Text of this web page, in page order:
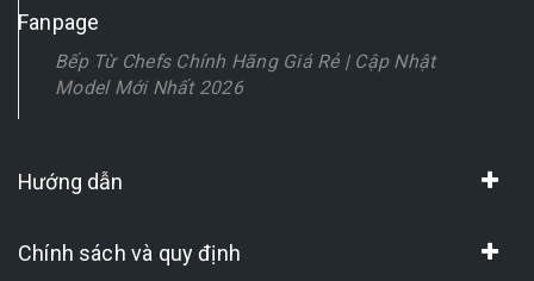
Fanpage
Bếp Từ Chefs Chính Hãng Giá Rẻ | Cập Nhật
Model Mới Nhất 2026
Hướng dẫn
Chính sách và quy định